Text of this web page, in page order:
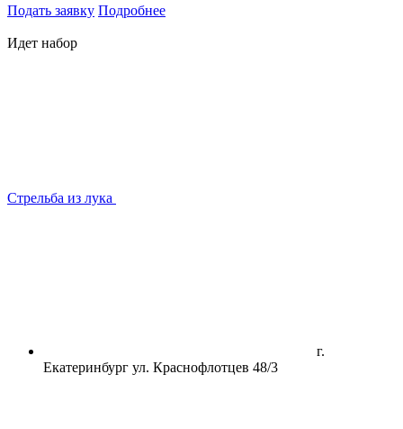
Подать заявку Подробнее
Идет набор
Стрельба из лука
г.
Екатеринбург ул. Краснофлотцев 48/3